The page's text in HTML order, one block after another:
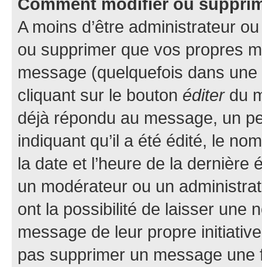
A moins d’être administrateur
ou supprimer que vos propres
message (quelquefois dans
cliquant sur le bouton éditerdu
déjà répondu au message, un
indiquant qu’il a été édité, le
la date et l’heure de la dernière
un modérateur ou un
ont la possibilité de laisser une
message de leur propre
pas supprimer un message une